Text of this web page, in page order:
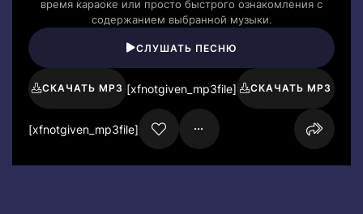
время караоке или просто быстрого ознакомления с
содержанием выбранной музыки.
СЛУШАТЬ ПЕСНЮ
СКАЧАТЬ MP3 [xfnotgiven_mp3file] СКАЧАТЬ MP3
[xfnotgiven_mp3file]